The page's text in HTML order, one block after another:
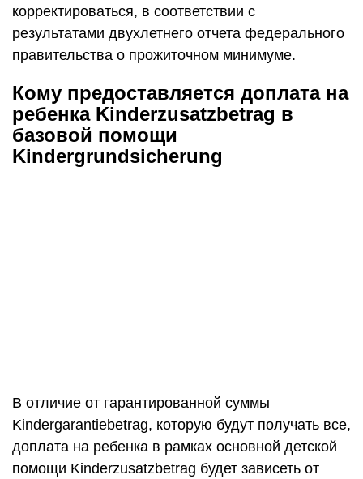
корректироваться, в соответствии с
результатами двухлетнего отчета федерального
правительства о прожиточном минимуме.
Кому предоставляется доплата на
ребенка Kinderzusatzbetrag в
базовой помощи
Kindergrundsicherung
В отличие от гарантированной суммы
Kindergarantiebetrag, которую будут получать все,
доплата на ребенка в рамках основной детской
помощи Kinderzusatzbetrag будет зависеть от